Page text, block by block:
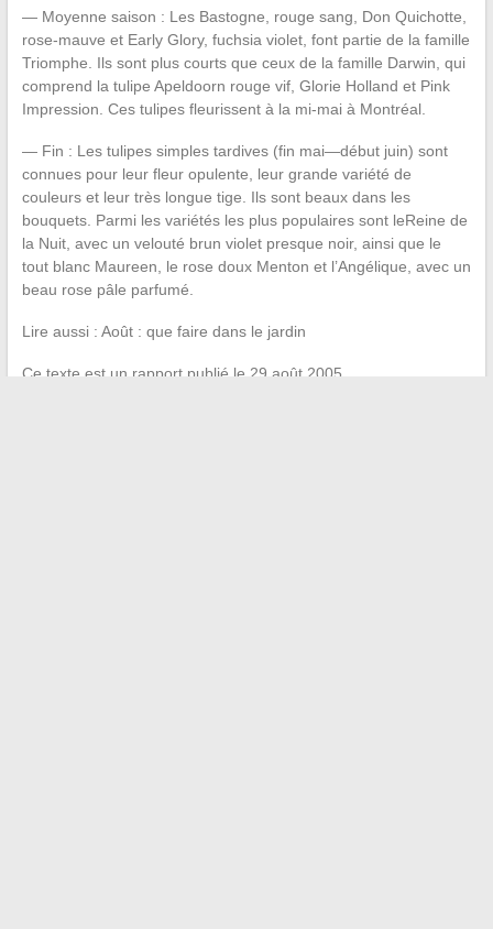
— Moyenne saison : Les Bastogne, rouge sang, Don Quichotte,
rose-mauve et Early Glory, fuchsia violet, font partie de la famille
Triomphe. Ils sont plus courts que ceux de la famille Darwin, qui
comprend la tulipe Apeldoorn rouge vif, Glorie Holland et Pink
Impression. Ces tulipes fleurissent à la mi-mai à Montréal.
— Fin : Les tulipes simples tardives (fin mai—début juin) sont
connues pour leur fleur opulente, leur grande variété de
couleurs et leur très longue tige. Ils sont beaux dans les
bouquets. Parmi les variétés les plus populaires sont leReine de
la Nuit, avec un velouté brun violet presque noir, ainsi que le
tout blanc Maureen, le rose doux Menton et l’Angélique, avec un
beau rose pâle parfumé.
Lire aussi : Août : que faire dans le jardin
Ce texte est un rapport publié le 29 août 2005.